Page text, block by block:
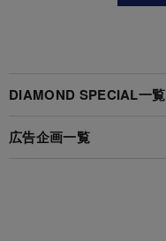
DIAMOND SPECIAL一覧
広告企画一覧